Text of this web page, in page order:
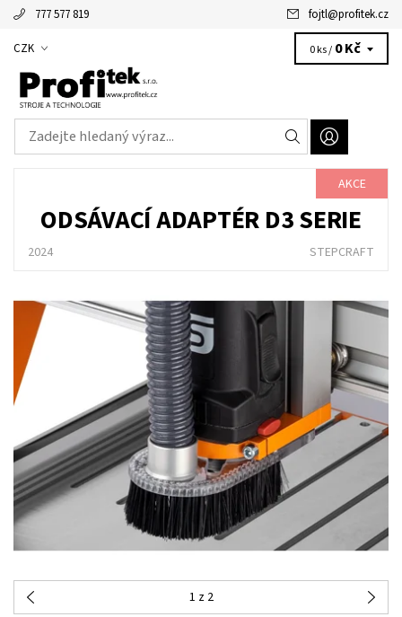
777 577 819 fojtl@profitek.cz
CZK 0 ks / 0 Kč
AKCE
ODSÁVACÍ ADAPTÉR D3 SERIE
2024 STEPCRAFT
1 z 2
Alžbětka - vaše virtuální asistentka